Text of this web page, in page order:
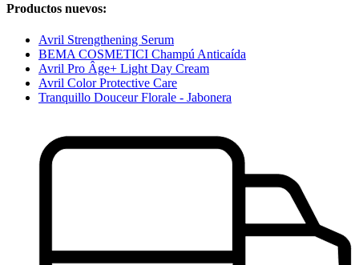
Productos nuevos:
Avril Strengthening Serum
BEMA COSMETICI Champú Anticaída
Avril Pro Âge+ Light Day Cream
Avril Color Protective Care
Tranquillo Douceur Florale - Jabonera